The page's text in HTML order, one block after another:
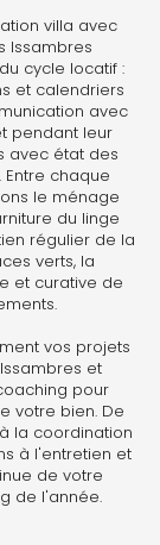
villa avec
Issambres
cycle locatif :
et calendriers
avec
pendant leur
avec état des
chaque
le ménage
du linge
régulier de la
verts, la
et curative de
vos projets
et
pour
votre bien. De
la coordination
à l'entretien et
de votre
de l'année.